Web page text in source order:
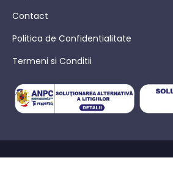
Contact
Politica de Confidentialitate
Termeni si Conditii
© AVConectica – Toate drepturile